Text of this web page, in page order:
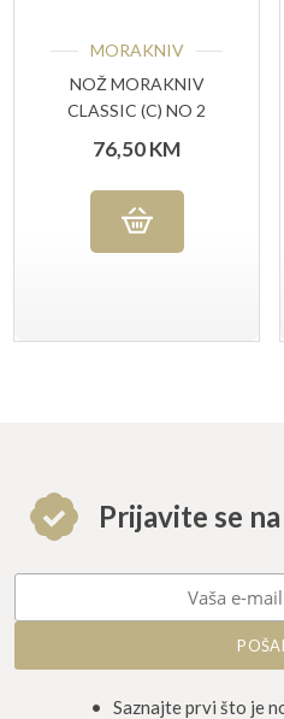
MORAKNIV
NOŽ MORAKNIV
CLASSIC (C) NO 2
76,50KM
Prijavite se
• Saznajte prvi što je